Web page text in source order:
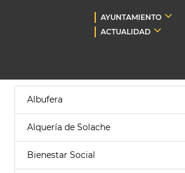
AYUNTAMIENTO
ACTUALIDAD
Albufera
Alquería de Solache
Bienestar Social